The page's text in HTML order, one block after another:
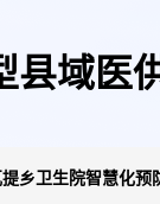
域医
乡卫生院智慧化预